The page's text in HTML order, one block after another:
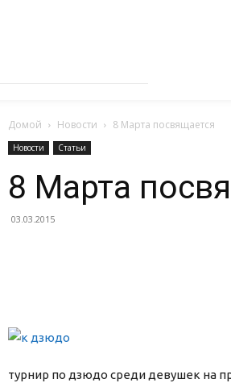
Домой Новости 8 Марта посвящается
Новости Статьи
8 Марта
03.03.2015
турнир по дзюдо среди девушек на